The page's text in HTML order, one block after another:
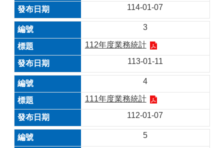
114-01-07
3
112年度業務統計
113-01-11
4
111年度業務統計
112-01-07
5